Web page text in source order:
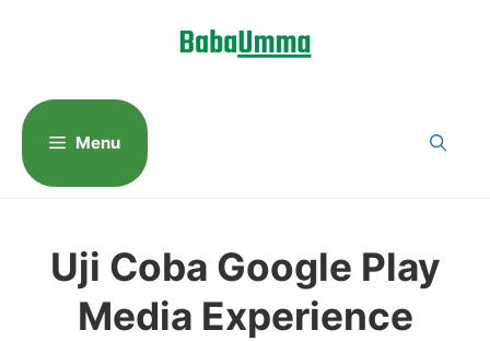
Menu
Uji Coba Google Play
Media Experience